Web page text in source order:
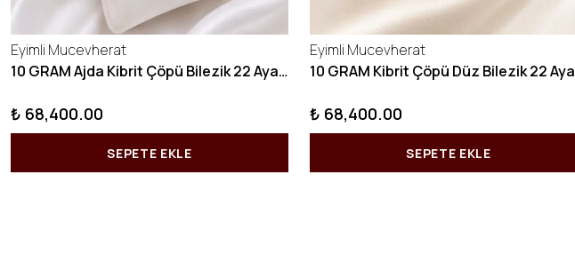
Eyimli Mucevherat
10 GRAM Ajda Kibrit Çöpü Bilezik 22 Ayar 22BLZ003
₺ 68,400.00
SEPETE EKLE
Eyimli Mucevherat
₺ 68,400.00
SEPETE EKLE